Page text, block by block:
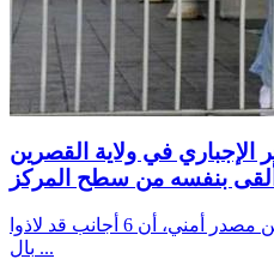
الإجباري في ولاية القصرين
بنفسه من سطح المركز
نقلت إذاعة "شمس أف أم" عن مصدر أمني، أن 6 أجانب قد لاذوا
بال ...